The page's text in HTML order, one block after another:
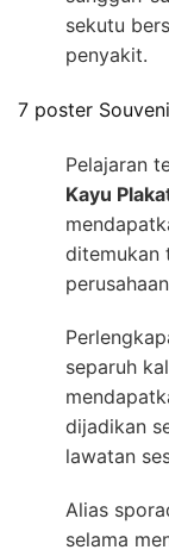
sekutu
penyakit.
7 poster
Pelajaran
Kayu
ditemukan
separuh
dijadikan
lawatan
Alias
selama